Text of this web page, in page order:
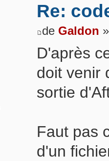
Re:
de Galdon
D'après
doit venir
sortie
Faut pas
d'un